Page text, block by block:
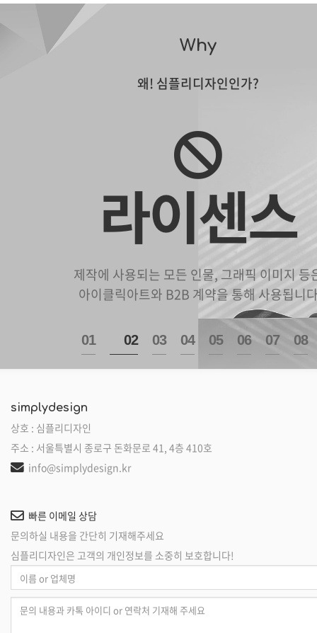
Why
왜! 심플리디자인인가?
라이센스
제작에 사용되는 모든 인물, 그래픽 이미지 등
아이클릭아트와 B2B 계약을 통해 사용됩니
1 2 3 4 5 6 7 8
simplydesign
상호 : 심플리디자인
주소 : 서울특별시 종로구 돈화문로 41, 4층 410호
info@simplydesign.kr
빠른 이메일 상담
문의하실 내용을 간단히 기재해주세요
심플리디자인은 고객의 개인정보를 소중히 보호합니다!